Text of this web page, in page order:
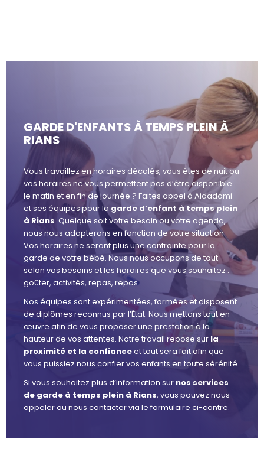
GARDE D'ENFANTS À TEMPS PLEIN À
RIANS
Vous travaillez en horaires décalés, vous êtes de nuit ou
vos horaires ne vous permettent pas d’être disponible
le matin et en fin de journée ? Faites appel à Aidadomi
et ses équipes pour la garde d’enfant à temps plein
à Rians. Quelque soit votre besoin ou votre agenda,
nous nous adapterons en fonction de votre situation.
Vos horaires ne seront plus une contrainte pour la
garde de votre bébé. Nous nous occupons de tout
selon vos besoins et les horaires que vous souhaitez :
goûter, activités, repas, repos.
Nos équipes sont expérimentées, formées et disposent
de diplômes reconnus par l’État. Nous mettons tout en
œuvre afin de vous proposer une prestation à la
hauteur de vos attentes. Notre travail repose sur la
proximité et la confianceet tout sera fait afin que
vous puissiez nous confier vos enfants en toute sérénité.
Si vous souhaitez plus d’information sur nos services
de garde à temps plein à Rians, vous pouvez nous
appeler ou nous contacter via le formulaire ci-contre.